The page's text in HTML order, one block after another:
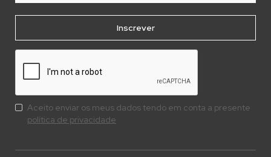
Aceito enviar os meus dados tendo em conta a presente
política de privacidade